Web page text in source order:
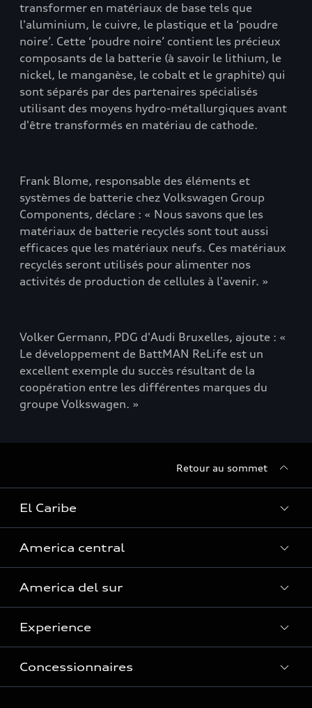
transformer en matériaux de base tels que
l'aluminium, le cuivre, le plastique et la ‘poudre
noire’. Cette ‘poudre noire’ contient les précieux
composants de la batterie (à savoir le lithium, le
nickel, le manganèse, le cobalt et le graphite) qui
sont séparés par des partenaires spécialisés
utilisant des moyens hydro-métallurgiques avant
d'être transformés en matériau de cathode.
Frank Blome, responsable des éléments et
systèmes de batterie chez Volkswagen Group
Components, déclare : « Nous savons que les
matériaux de batterie recyclés sont tout aussi
efficaces que les matériaux neufs. Ces matériaux
recyclés seront utilisés pour alimenter nos
activités de production de cellules à l'avenir. »
Volker Germann, PDG d'Audi Bruxelles, ajoute : «
Le développement de BattMAN ReLife est un
excellent exemple du succès résultant de la
coopération entre les différentes marques du
groupe Volkswagen. »
Retour au sommet
El Caribe
Curaçao
Guyane française
America central
Costa Rica
El Salvador
Guatemala
America del sur
Argentine
Experience
Histoire
Concessionnaires